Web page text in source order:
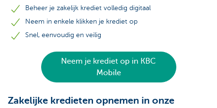
Beheer je zakelijk krediet volledig digitaal
Neem in enkele klikken je krediet op
Snel, eenvoudig en veilig
Neem je krediet op in KBC
Mobile
Zakelijke kredieten opnemen in onze